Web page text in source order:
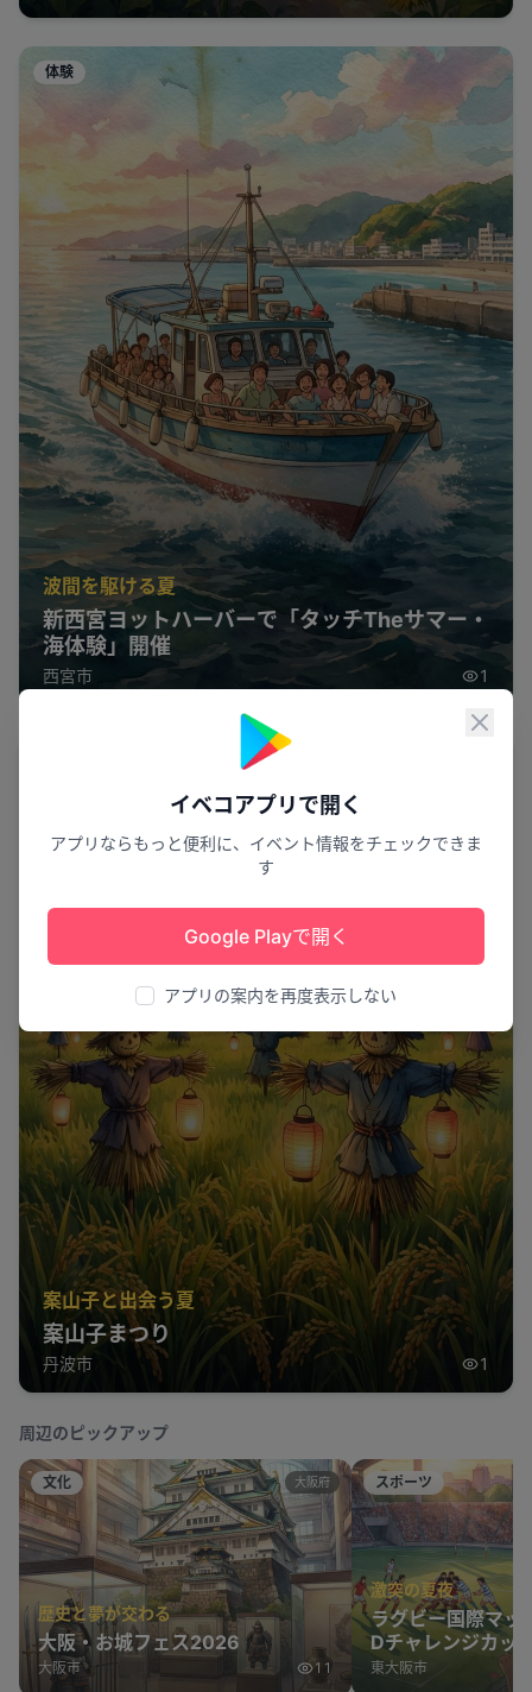
閉じ
イベコアプリで開く
アプリならもっと便利に、イベント情報をチェックできま
す
Google Playで開く
アプリの案内を再度表示しない
体験
波間を駆ける夏
新西宮ヨットハーバーで「タッチTheサマー・
海体験」開催
西宮市 1
案山子と出会う夏
案山子まつり
丹波市 1
周辺のピックアップ
文化 大阪府
歴史と夢が交わる
大阪・お城フェス2026
大阪市 11
スポーツ
激突の夏夜
ラグビー国際マッ
Dチャレンジカッ
表 vs オーストラ
東大阪市